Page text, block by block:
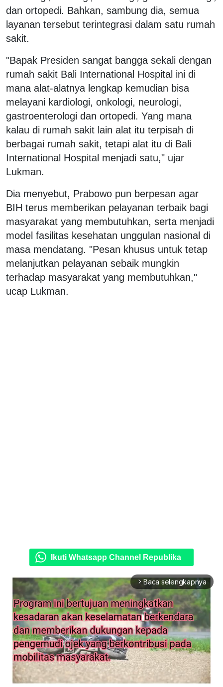
dan ortopedi. Bahkan, sambung dia, semua
layanan tersebut terintegrasi dalam satu rumah
sakit.
"Bapak Presiden sangat bangga sekali dengan
rumah sakit Bali International Hospital ini di
mana alat-alatnya lengkap kemudian bisa
melayani kardiologi, onkologi, neurologi,
gastroenterologi dan ortopedi. Yang mana
kalau di rumah sakit lain alat itu terpisah di
berbagai rumah sakit, tetapi alat itu di Bali
International Hospital menjadi satu," ujar
Lukman.
Dia menyebut, Prabowo pun berpesan agar
BIH terus memberikan pelayanan terbaik bagi
masyarakat yang membutuhkan, serta menjadi
model fasilitas kesehatan unggulan nasional di
masa mendatang. "Pesan khusus untuk tetap
melanjutkan pelayanan sebaik mungkin
terhadap masyarakat yang membutuhkan,"
ucap Lukman.
Ikuti Whatsapp Channel Republika
arrow_forward_ios Baca selengkapnya